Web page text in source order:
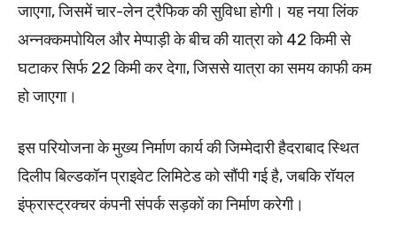
जाएगा, जिसमें चार-लेन ट्रैफिक की सुविधा होगी। यह नया लिंक
अन्नक्कमपोयिल और मेप्पाड़ी के बीच की यात्रा को 42 किमी से
घटाकर सिर्फ 22 किमी कर देगा, जिससे यात्रा का समय काफी कम
हो जाएगा।
इस परियोजना के मुख्य निर्माण कार्य की जिम्मेदारी हैदराबाद स्थित
दिलीप बिल्डकॉन प्राइवेट लिमिटेड को सौंपी गई है, जबकि रॉयल
इंफ्रास्ट्रक्चर कंपनी संपर्क सड़कों का निर्माण करेगी।